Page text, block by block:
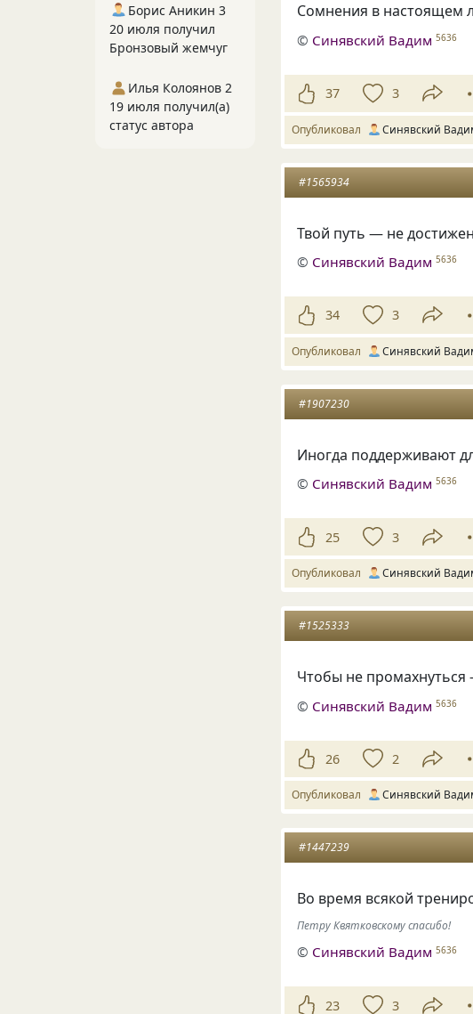
Сомнения в настоящем
© Синявский Вадим 5636
37 3
Опубликовал Синявский
#1565934
Твой путь — не
© Синявский Вадим 5636
34 3
Опубликовал Синявский
#1907230
Иногда поддерживают
© Синявский Вадим 5636
25 3
Опубликовал Синявский
#1525333
Чтобы не промахнуться
© Синявский Вадим 5636
26 2
Опубликовал Синявский
#1447239
Во время всякой
Петру Квятковскому спасибо!
© Синявский Вадим 5636
23 3
Борис Аникин 3
20 июля получил
Бронзовый жемчуг
Илья Колоянов 2
19 июля получил(а)
статус автора